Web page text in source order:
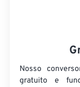
Nosso
gratuito e